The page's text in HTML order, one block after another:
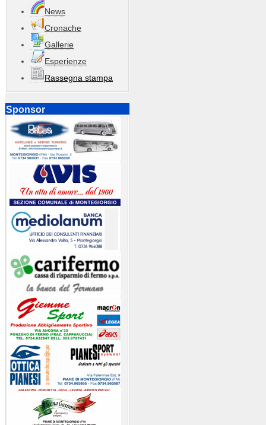
News
Cronache
Gallerie
Esperienze
Rassegna stampa
Sponsor